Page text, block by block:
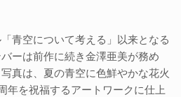
青空について考える」以来となる
ーは前作に続き金澤亜美が務め
真は、夏の青空に色鮮やかな花火
年を祝福するアートワークに仕上